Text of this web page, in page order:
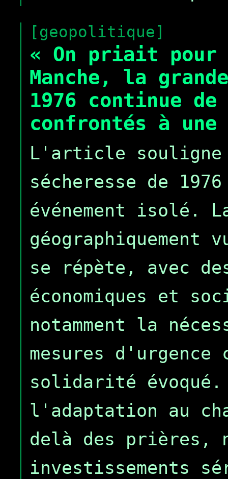
[geopolitique]
« On priait
Manche, la
1976 continue
confrontés à
L'article
sécheresse de
événement isolé.
se répète, avec
économiques et
notamment la
mesures d'urgence
solidarité
l'adaptation au
delà des prières,
investissements